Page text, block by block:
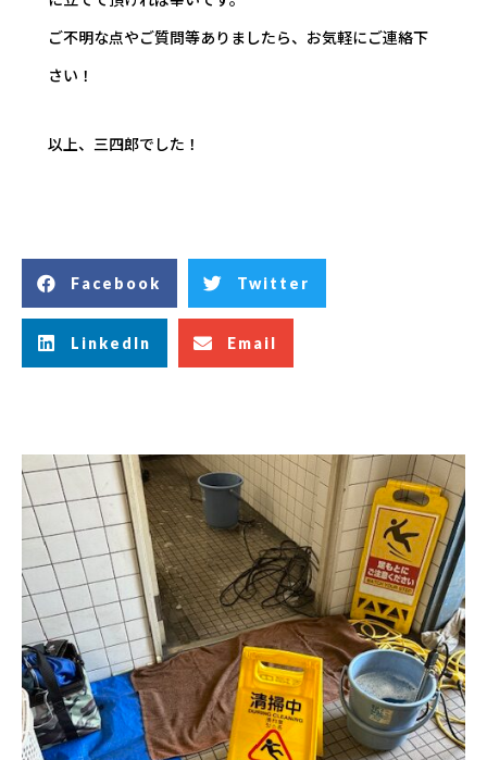
ご不明な点やご質問等ありましたら、お気軽にご連絡下
さい！
以上、三四郎でした！
Facebook Twitter
LinkedIn Email